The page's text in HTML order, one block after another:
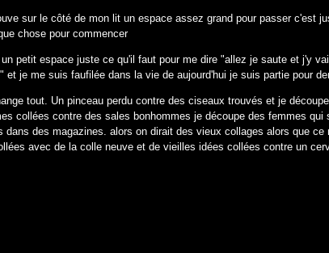
sur le côté de mon lit un espace assez grand pour passer c'est
chose pour commencer
petit espace juste ce qu'il faut pour me dire "allez je saute et j'y
et je me suis faufilée dans la vie de aujourd'hui je suis partie pour
tout. Un pinceau perdu contre des ciseaux trouvés et je
collées contre des sales bonhommes je découpe des femmes qui
dans des magazines. alors on dirait des vieux collages alors que
avec de la colle neuve et de vieilles idées collées contre un